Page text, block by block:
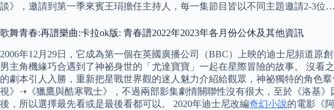
談》，邀請到第一季來賓王琄擔任主持人，每一集節目皆以不同主題邀請2-3
歌舞青春:再譜樂曲:卡拉ok版: 青春譜2022年2023年各月份公休及其他資訊
2006年12月29日，它成為第一個在英國廣播公司（BBC）上映的迪士尼頻道原
男主角機緣巧合遇到了神祕身世的「尤達寶寶」一起在星際冒險的故事。 沒看
的劇本引人入勝，重新把星戰世界觀的迷人魅力介紹給觀眾，神祕獨特的角色
視》➝《獵鷹與酷寒戰士》，不過兩部影集劇情關聯性沒有很大，至於《洛基
後，所以選擇最先看或是最後看都可以。 2020年迪士尼改編奇幻小說的電影《